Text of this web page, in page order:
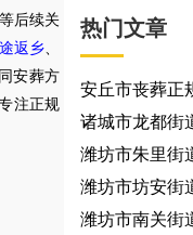
等后续关
返乡
安葬方
注正规
热门文章
安丘市丧葬正
诸城市龙都街
潍坊市朱里街
潍坊市坊安街
潍坊市南关街